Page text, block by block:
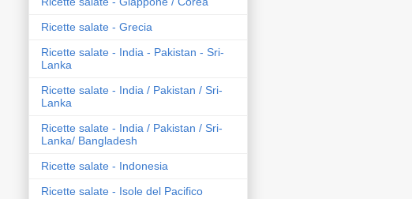
Ricette salate - Grecia
Ricette salate - India - Pakistan - Sri-
Lanka
Ricette salate - India / Pakistan / Sri-
Lanka
Ricette salate - India / Pakistan / Sri-
Lanka/ Bangladesh
Ricette salate - Indonesia
Ricette salate - Isole del Pacifico